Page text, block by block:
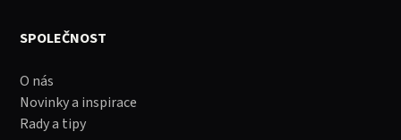
SPOLEČNOST
O nás
Novinky a inspirace
Rady a tipy